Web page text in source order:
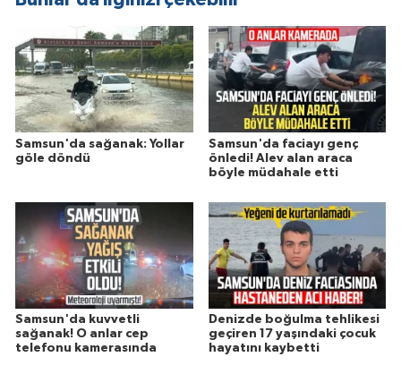
Samsun'da sağanak: Yollar
göle döndü
Samsun'da faciayı genç
önledi! Alev alan araca
böyle müdahale etti
Samsun'da kuvvetli
sağanak! O anlar cep
telefonu kamerasında
Denizde boğulma tehlikesi
geçiren 17 yaşındaki çocuk
hayatını kaybetti